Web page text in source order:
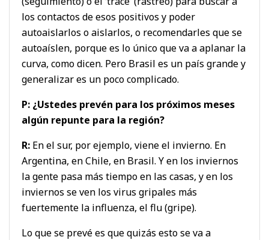
los contactos de esos positivos y poder
autoaislarlos o aislarlos, o recomendarles que se
autoaíslen, porque es lo único que va a aplanar la
curva, como dicen. Pero Brasil es un país grande y
generalizar es un poco complicado.
P: ¿Ustedes prevén para los próximos meses
algún repunte para la región?
R: En el sur, por ejemplo, viene el invierno. En
Argentina, en Chile, en Brasil. Y en los inviernos
la gente pasa más tiempo en las casas, y en los
inviernos se ven los virus gripales más
fuertemente la influenza, el flu (gripe).
Lo que se prevé es que quizás esto se va a